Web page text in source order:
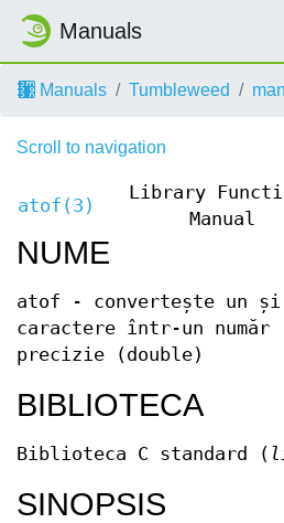
Manuals
Manuals Tumbleweed
Scroll to navigation
atof(3)
Library
Manual
NUME
atof - convertește un
caractere într-un număr
precizie (double)
BIBLIOTECA
Biblioteca C standard (
SINOPSIS